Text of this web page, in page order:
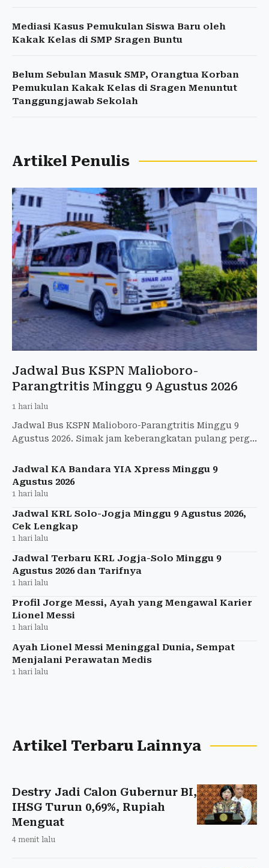
Mediasi Kasus Pemukulan Siswa Baru oleh
Kakak Kelas di SMP Sragen Buntu
Belum Sebulan Masuk SMP, Orangtua Korban
Pemukulan Kakak Kelas di Sragen Menuntut
Tanggungjawab Sekolah
Artikel Penulis
Jadwal Bus KSPN Malioboro-
Parangtritis Minggu 9 Agustus 2026
1 hari lalu
Jadwal Bus KSPN Malioboro-Parangtritis Minggu 9
Agustus 2026. Simak jam keberangkatan pulang pergi
Jadwal KA Bandara YIA Xpress Minggu 9
Agustus 2026
1 hari lalu
Jadwal KRL Solo-Jogja Minggu 9 Agustus 2026,
Cek Lengkap
1 hari lalu
Jadwal Terbaru KRL Jogja-Solo Minggu 9
Agustus 2026 dan Tarifnya
1 hari lalu
Profil Jorge Messi, Ayah yang Mengawal Karier
Lionel Messi
1 hari lalu
Ayah Lionel Messi Meninggal Dunia, Sempat
Menjalani Perawatan Medis
1 hari lalu
Artikel Terbaru Lainnya
Destry Jadi Calon Gubernur BI,
IHSG Turun 0,69%, Rupiah
Menguat
4 menit lalu